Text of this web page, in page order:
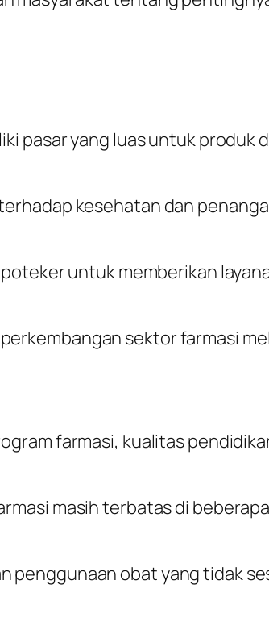
pasar yang luas untuk produk
kesehatan dan
untuk memberikan
sektor farmasi
farmasi, kualitas
masih terbatas di
penggunaan obat yang tidak